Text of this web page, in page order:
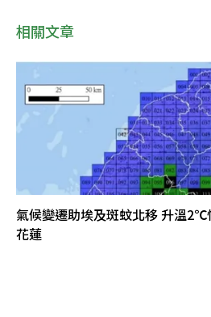
相關文章
氣候變遷助埃及斑蚊北移 升溫2℃
花蓮